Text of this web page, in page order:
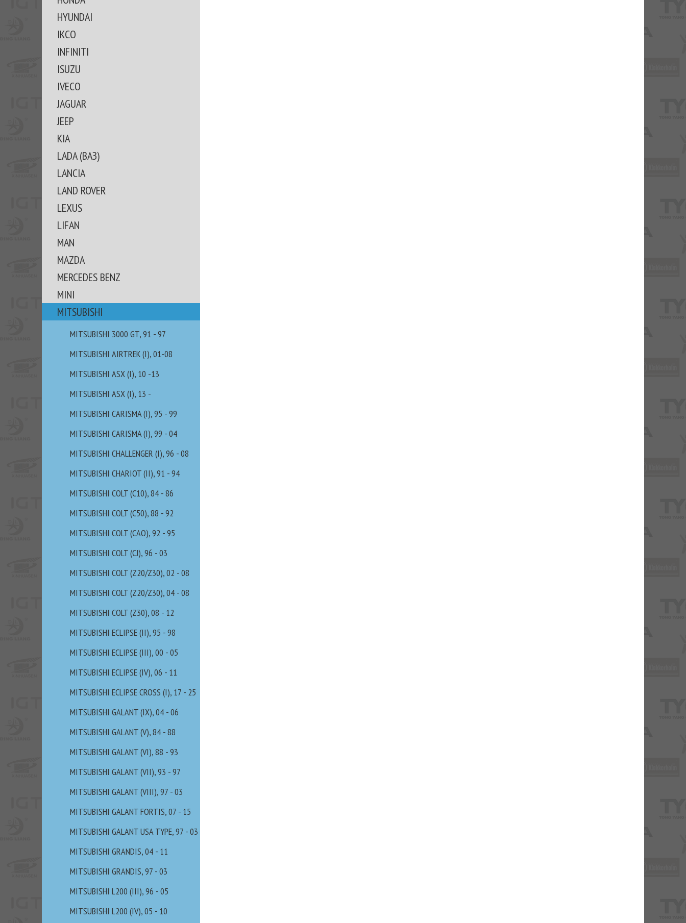
HYUNDAI
IKCO
INFINITI
ISUZU
IVECO
JAGUAR
JEEP
KIA
LADA (ВАЗ)
LANCIA
LAND ROVER
LEXUS
LIFAN
MAN
MAZDA
MERCEDES BENZ
MINI
MITSUBISHI
MITSUBISHI 3000 GT, 91 - 97
MITSUBISHI AIRTREK (I), 01-08
MITSUBISHI ASX (I), 10 -13
MITSUBISHI ASX (I), 13 -
MITSUBISHI CARISMA (I), 95 - 99
MITSUBISHI CARISMA (I), 99 - 04
MITSUBISHI CHALLENGER (I), 96 - 08
MITSUBISHI CHARIOT (II), 91 - 94
MITSUBISHI COLT (C10), 84 - 86
MITSUBISHI COLT (C50), 88 - 92
MITSUBISHI COLT (CAO), 92 - 95
MITSUBISHI COLT (CJ), 96 - 03
MITSUBISHI COLT (Z20/Z30), 02 - 08
MITSUBISHI COLT (Z20/Z30), 04 - 08
MITSUBISHI COLT (Z30), 08 - 12
MITSUBISHI ECLIPSE (II), 95 - 98
MITSUBISHI ECLIPSE (III), 00 - 05
MITSUBISHI ECLIPSE (IV), 06 - 11
MITSUBISHI ECLIPSE CROSS (I), 17 - 25
MITSUBISHI GALANT (IX), 04 - 06
MITSUBISHI GALANT (V), 84 - 88
MITSUBISHI GALANT (VI), 88 - 93
MITSUBISHI GALANT (VII), 93 - 97
MITSUBISHI GALANT (VIII), 97 - 03
MITSUBISHI GALANT FORTIS, 07 - 15
MITSUBISHI GALANT USA TYPE, 97 - 03
MITSUBISHI GRANDIS, 04 - 11
MITSUBISHI GRANDIS, 97 - 03
MITSUBISHI L200 (III), 96 - 05
MITSUBISHI L200 (IV), 05 - 10